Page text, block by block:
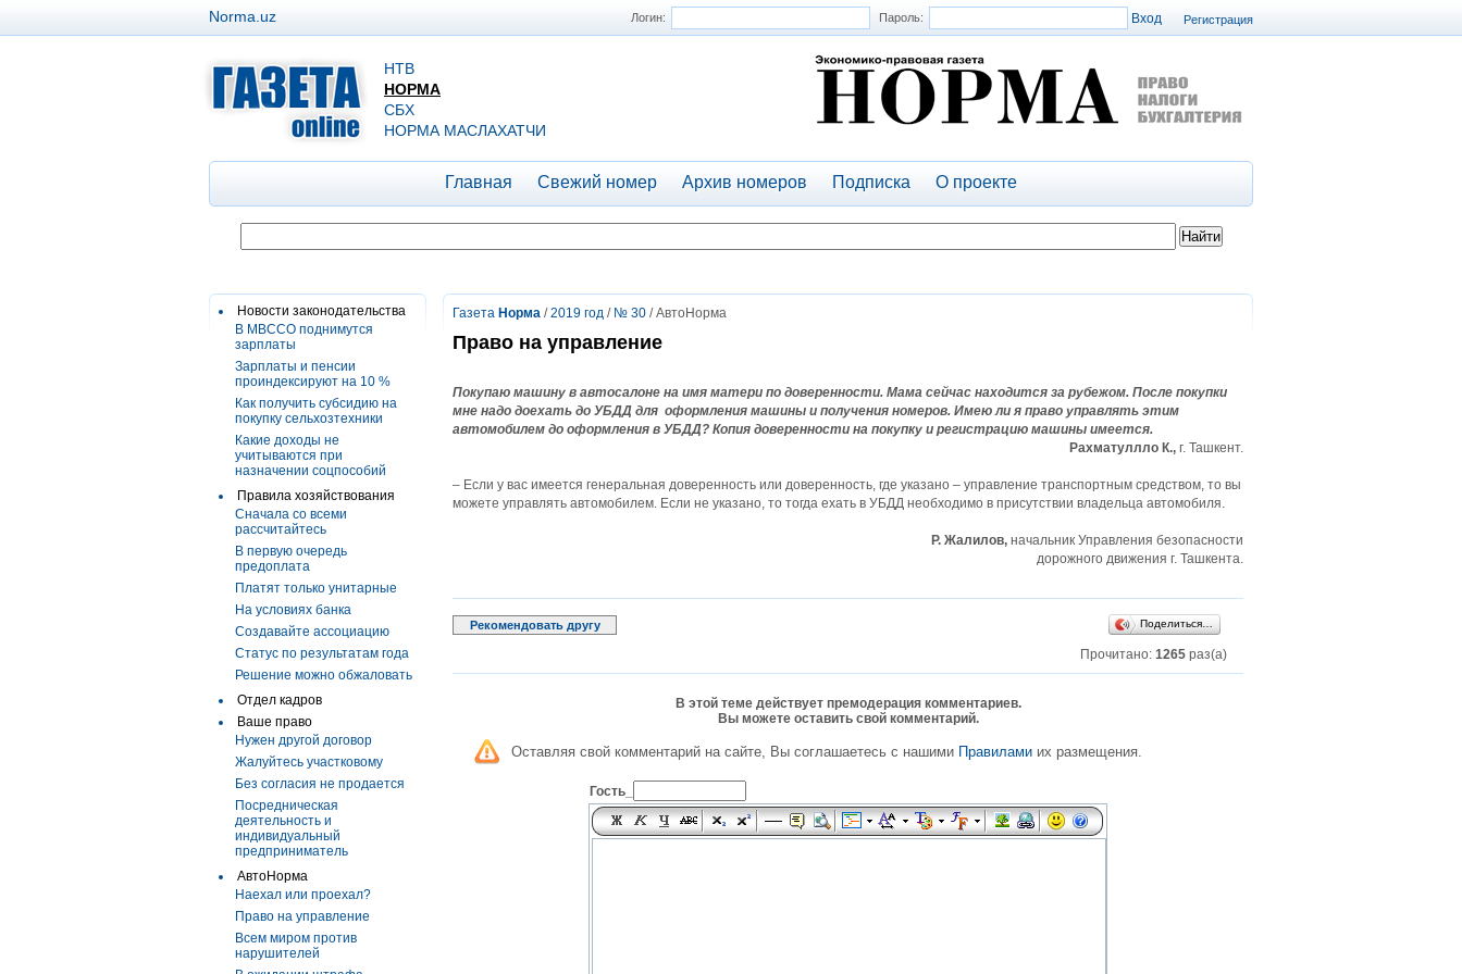
Регистрация
Логин: Пароль:
Norma.uz
НТВ
НОРМА
СБХ
НОРМА МАСЛАХАТЧИ
Главная Свежий номер Архив номеров Подписка О проекте
Новости законодательства
В МВССО поднимутся
зарплаты
Зарплаты и пенсии
проиндексируют на 10 %
Как получить субсидию на
покупку сельхозтехники
Какие доходы не
учитываются при
назначении соцпособий
Правила хозяйствования
Сначала со всеми
рассчитайтесь
В первую очередь
предоплата
Платят только унитарные
На условиях банка
Создавайте ассоциацию
Статус по результатам года
Решение можно обжаловать
Отдел кадров
Ваше право
Нужен другой договор
Жалуйтесь участковому
Без согласия не продается
Посредническая
деятельность и
индивидуальный
предприниматель
АвтоНорма
Наехал или проехал?
Право на управление
Всем миром против
нарушителей
Газета Норма /2019 год / № 30 / АвтоНорма
Право на управление
Покупаю машину в автосалоне на имя матери по доверенности. Мама сейчас находится за рубежом. После покупки
мне надо доехать до УБДД для оформления машины и получения номеров. Имею ли я право управлять этим
автомобилем до оформления в УБДД? Копия доверенности на покупку и регистрацию машины имеется.
Рахматуллло К., г. Ташкент.
– Если у вас имеется генеральная доверенность или доверенность, где указано – управление транспортным средством, то вы
можете управлять автомобилем. Если не указано, то тогда ехать в УБДД необходимо в присутствии владельца автомобиля.
Р. Жалилов, начальник Управления безопасности
дорожного движения г. Ташкента.
Рекомендовать другу Поделиться…
Прочитано: 1265 раз(а)
В этой теме действует премодерация комментариев.
Вы можете оставить свой комментарий.
Оставляя свой комментарий на сайте, Вы соглашаетесь с нашими Правилами их размещения.
Гость_